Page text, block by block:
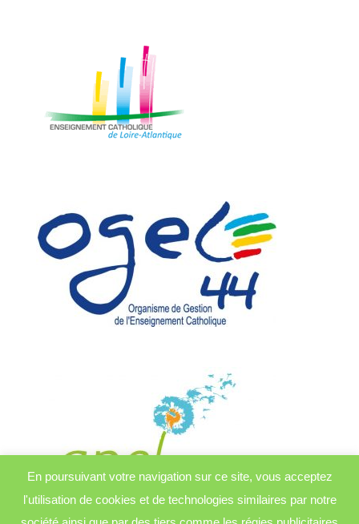
En poursuivant votre navigation sur ce site, vous acceptez
l'utilisation de cookies et de technologies similaires par notre